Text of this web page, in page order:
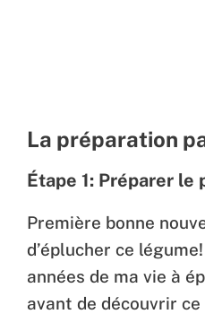
La préparation
Étape 1: Préparer le
Première bonne
d’éplucher ce légume!
années de ma vie à
avant de découvrir